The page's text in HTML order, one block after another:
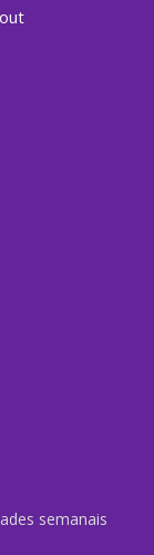
semanais